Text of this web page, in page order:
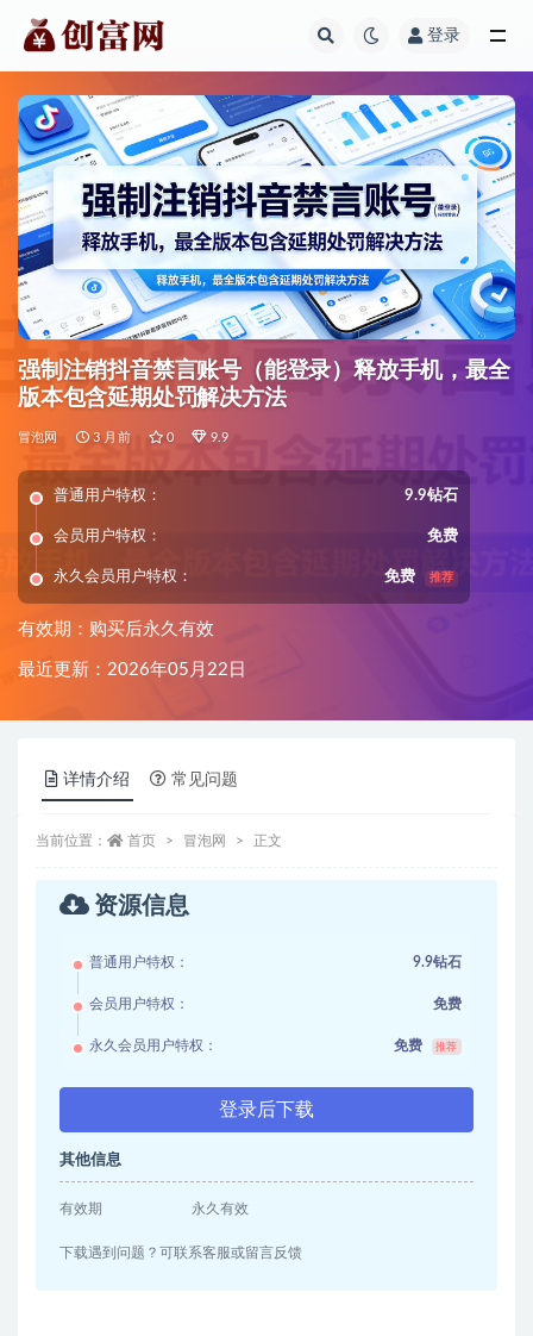
登录
强制注销抖音禁言账号（能登录）释放手机，最全
版本包含延期处罚解决方法
冒泡网 3 月前 0 9.9
普通用户特权： 9.9钻石
会员用户特权： 免费
永久会员用户特权： 免费 推荐
有效期：购买后永久有效
最近更新：2026年05月22日
详情介绍 常见问题
当前位置： 首页 冒泡网 正文
资源信息
普通用户特权： 9.9钻石
会员用户特权： 免费
永久会员用户特权： 免费 推荐
登录后下载
其他信息
有效期 永久有效
下载遇到问题？可联系客服或留言反馈